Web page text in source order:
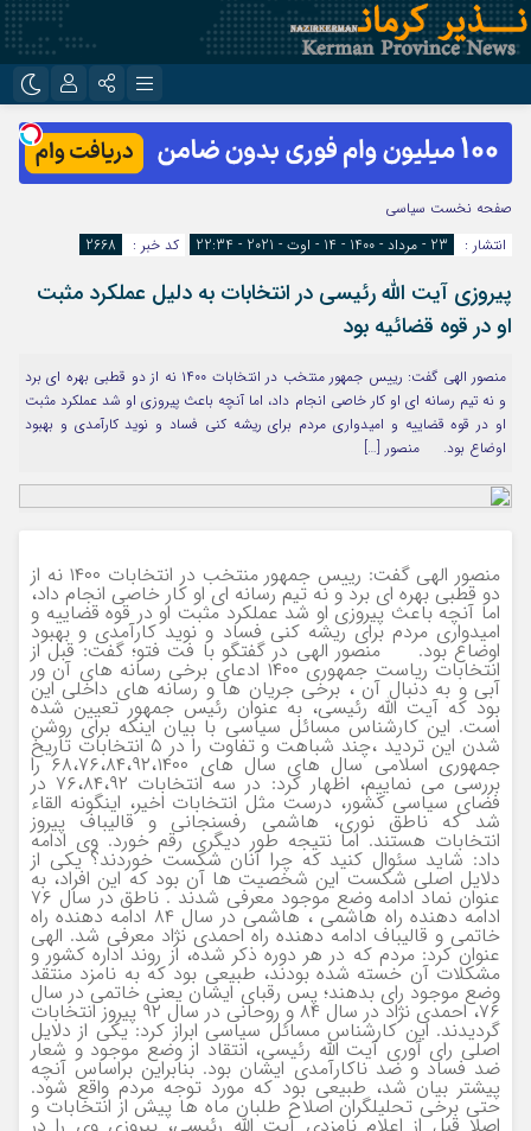
اینستاگرام
تلگرام
نام کاربری یا نشانی ایمیل
رمز عبور
مرا به خاطر بسپار
صفحه نخست سیاسی
انتشار :
23 - مرداد - 1400 - 14 - اوت - 2021 - 22:34 کد خبر : 2668
پیروزی آیت الله رئیسی در انتخابات به دلیل عملکرد مثبت
او در قوه قضائیه بود
منصور الهی گفت: رییس جمهور منتخب در انتخابات ۱۴۰۰ نه از دو قطبی بهره ای برد
و نه تیم رسانه ای او کار خاصی انجام داد، اما آنچه باعث پیروزی او شد عملکرد مثبت
او در قوه قضاییه و امیدواری مردم برای ریشه کنی فساد و نوید کارآمدی و بهبود
اوضاع بود. منصور […]
منصور الهی گفت: رییس جمهور منتخب در انتخابات ۱۴۰۰ نه از
دو قطبی بهره ای برد و نه تیم رسانه ای او کار خاصی انجام داد،
اما آنچه باعث پیروزی او شد عملکرد مثبت او در قوه قضاییه و
امیدواری مردم برای ریشه کنی فساد و نوید کارآمدی و بهبود
اوضاع بود. منصور الهی در گفتگو با فت فتو؛ گفت: قبل از
انتخابات ریاست جمهوری ۱۴۰۰ ادعای برخی رسانه های آن ور
آبی و به دنبال آن ، برخی جریان ها و رسانه های داخلی این
بود که آیت الله رئیسی، به عنوان رئیس جمهور تعیین شده
است. این کارشناس مسائل سیاسی با بیان اینکه برای روشن
شدن این تردید ،چند شباهت و تفاوت را در ۵ انتخابات تاریخ
جمهوری اسلامی سال های سال های ۶۸،۷۶،۸۴،۹۲،۱۴۰۰ را
بررسی می نماییم، اظهار کرد: در سه انتخابات ۷۶،۸۴،۹۲ در
فضای سیاسی کشور، درست مثل انتخابات اخیر، اینگونه القاء
شد که ناطق نوری، هاشمی رفسنجانی و قالیباف پیروز
انتخابات هستند. اما نتیجه طور دیگری رقم خورد. وی ادامه
داد: شاید سئوال کنید که چرا آنان شکست خوردند؟ یکی از
دلایل اصلی شکست این شخصیت ها آن بود که این افراد، به
عنوان نماد ادامه وضع موجود معرفی شدند . ناطق در سال ۷۶
ادامه دهنده راه هاشمی ، هاشمی در سال ۸۴ ادامه دهنده راه
خاتمی و قالیباف ادامه دهنده راه احمدی نژاد معرفی شد. الهی
عنوان کرد: مردم که در هر دوره ذکر شده، از روند اداره کشور و
مشکلات آن خسته شده بودند، طبیعی بود که به نامزد منتقد
وضع موجود رای بدهند؛ پس رقبای ایشان یعنی خاتمی در سال
۷۶، احمدی نژاد در سال ۸۴ و روحانی در سال ۹۲ پیروز انتخابات
گردیدند. این کارشناس مسائل سیاسی ابراز کرد: یکی از دلایل
اصلی رای آوری آیت الله رئیسی، انتقاد از وضع موجود و شعار
ضد فساد و ضد ناکارآمدی ایشان بود. بنابراین براساس آنچه
پیشتر بیان شد، طبیعی بود که مورد توجه مردم واقع شود.
حتی برخی تحلیلگران اصلاح طلبان ماه ها پیش از انتخابات و